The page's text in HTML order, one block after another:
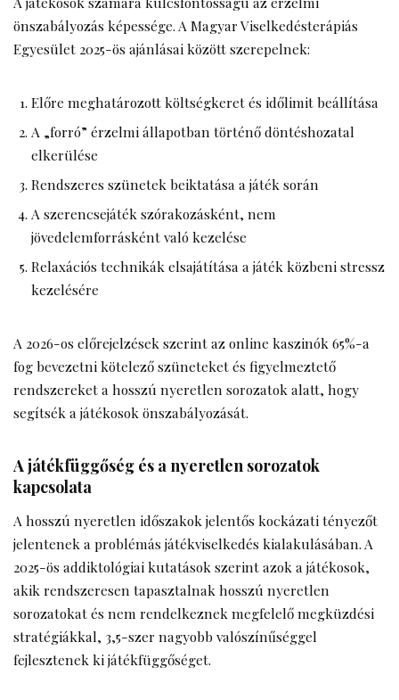
önszabályozás képessége. A Magyar Viselkedésterápiás
Egyesület 2025-ös ajánlásai között szerepelnek:
Előre meghatározott költségkeret és időlimit beállítása
A „forró” érzelmi állapotban történő döntéshozatal
elkerülése
Rendszeres szünetek beiktatása a játék során
A szerencsejáték szórakozásként, nem
jövedelemforrásként való kezelése
Relaxációs technikák elsajátítása a játék közbeni stressz
kezelésére
A 2026-os előrejelzések szerint az online kaszinók 65%-a
fog bevezetni kötelező szüneteket és figyelmeztető
rendszereket a hosszú nyeretlen sorozatok alatt, hogy
segítsék a játékosok önszabályozását.
A játékfüggőség és a nyeretlen sorozatok
kapcsolata
A hosszú nyeretlen időszakok jelentős kockázati tényezőt
jelentenek a problémás játékviselkedés kialakulásában. A
2025-ös addiktológiai kutatások szerint azok a játékosok,
akik rendszeresen tapasztalnak hosszú nyeretlen
sorozatokat és nem rendelkeznek megfelelő megküzdési
stratégiákkal, 3,5-szer nagyobb valószínűséggel
fejlesztenek ki játékfüggőséget.